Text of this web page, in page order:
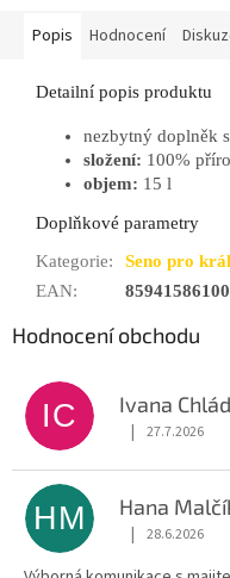
Popis Hodnocení
Detailní popis produktu
nezbytný doplněk
složení: 100%
objem: 15 l
Doplňkové parametry
Kategorie:
Seno pro
EAN:
Hodnocení obchodu
IC Ivana
Hodnocení
| 27.7.2026
HM Hana
Hodnocení
| 28.6.2026